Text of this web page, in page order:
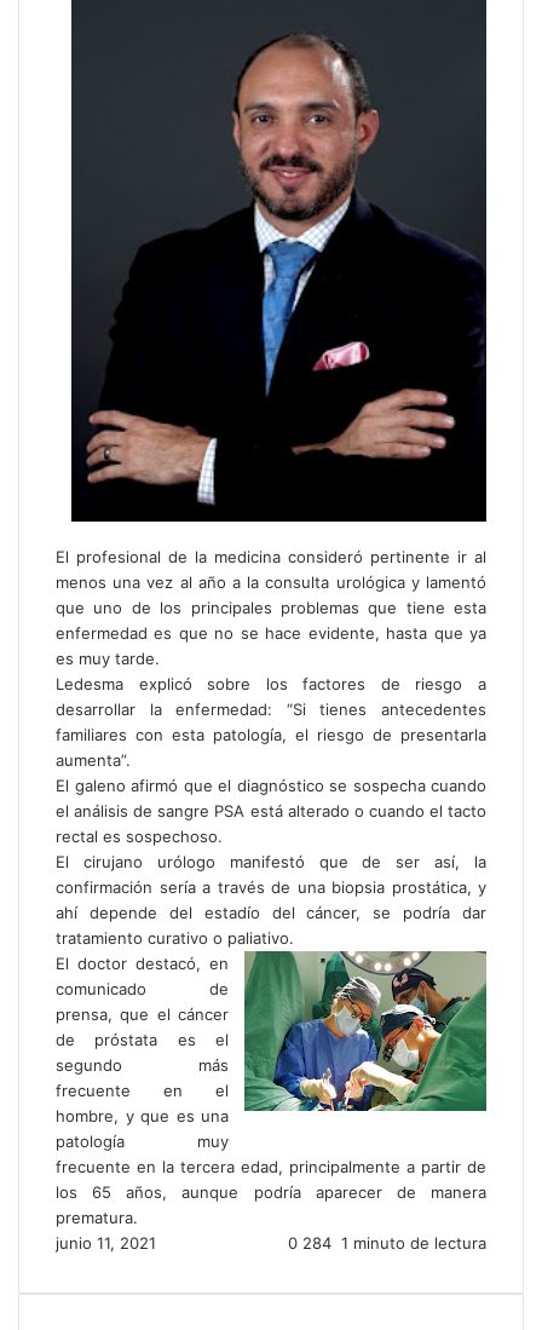
El profesional de la medicina consideró pertinente ir al
menos una vez al año a la consulta urológica y lamentó
que uno de los principales problemas que tiene esta
enfermedad es que no se hace evidente, hasta que ya
es muy tarde.
Ledesma explicó sobre los factores de riesgo a
desarrollar la enfermedad: “Si tienes antecedentes
familiares con esta patología, el riesgo de presentarla
aumenta”.
El galeno afirmó que el diagnóstico se sospecha cuando
el análisis de sangre PSA está alterado o cuando el tacto
rectal es sospechoso.
El cirujano urólogo manifestó que de ser así, la
confirmación sería a través de una biopsia prostática, y
ahí depende del estadío del cáncer, se podría dar
tratamiento curativo o paliativo.
El doctor destacó, en
comunicado de
prensa, que el cáncer
de próstata es el
segundo más
frecuente en el
hombre, y que es una
patología muy
frecuente en la tercera edad, principalmente a partir de
los 65 años, aunque podría aparecer de manera
prematura.
junio 11, 2021
0 284 1 minuto de lectura